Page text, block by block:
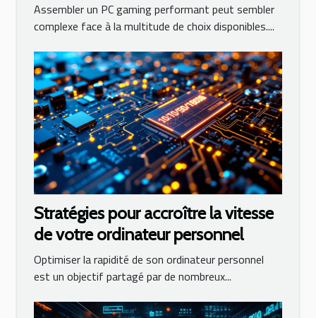
Assembler un PC gaming performant peut sembler
complexe face à la multitude de choix disponibles....
Stratégies pour accroître la vitesse
de votre ordinateur personnel
Optimiser la rapidité de son ordinateur personnel
est un objectif partagé par de nombreux...